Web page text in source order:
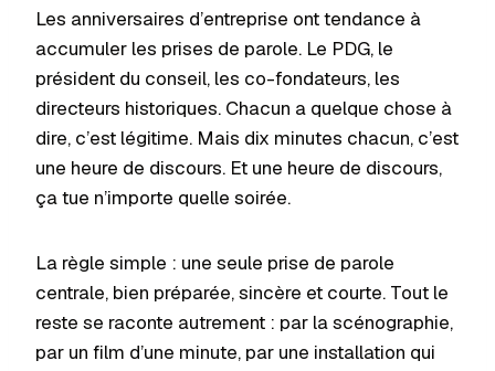
Les anniversaires d’entreprise ont tendance à
accumuler les prises de parole. Le PDG, le
président du conseil, les co-fondateurs, les
directeurs historiques. Chacun a quelque chose à
dire, c’est légitime. Mais dix minutes chacun, c’est
une heure de discours. Et une heure de discours,
ça tue n’importe quelle soirée.
La règle simple : une seule prise de parole
centrale, bien préparée, sincère et courte. Tout le
reste se raconte autrement : par la scénographie,
par un film d’une minute, par une installation qui